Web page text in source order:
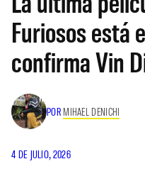
Furiosos está
confirma Vin
POR MIHAEL DENICHI
4 DE JULIO, 2026